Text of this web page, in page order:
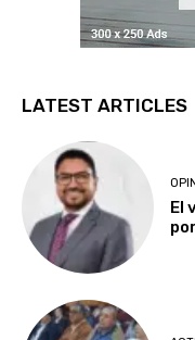
LATEST ARTICLES
El